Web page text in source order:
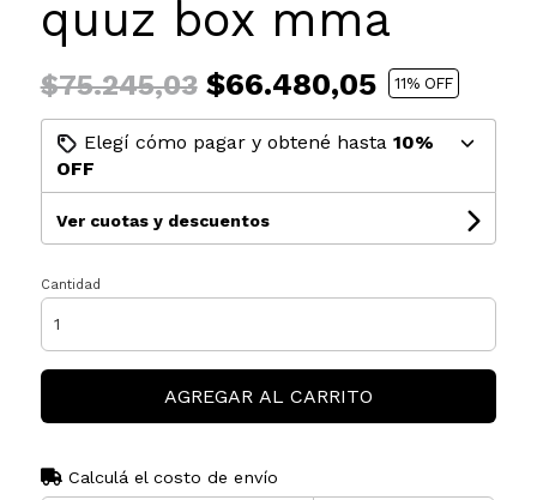
quuz box mma
$75.245,03$66.480,05 11% OFF
Elegí cómo pagar y obtené hasta 10%
OFF
Ver cuotas y descuentos
Cantidad
AGREGAR AL CARRITO
Calculá el costo de envío